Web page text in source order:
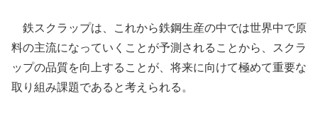
鉄スクラップは、これから鉄鋼生産の中では世界中で原
料の主流になっていくことが予測されることから、スクラ
ップの品質を向上することが、将来に向けて極めて重要な
取り組み課題であると考えられる。